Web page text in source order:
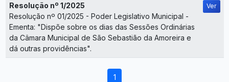
Resolução nº 1/2025
Resolução nº 01/2025 - Poder Legislativo Municipal -
Ementa: "Dispõe sobre os dias das Sessões Ordinárias
da Câmara Municipal de São Sebastião da Amoreira e
dá outras providências".
Ver
1